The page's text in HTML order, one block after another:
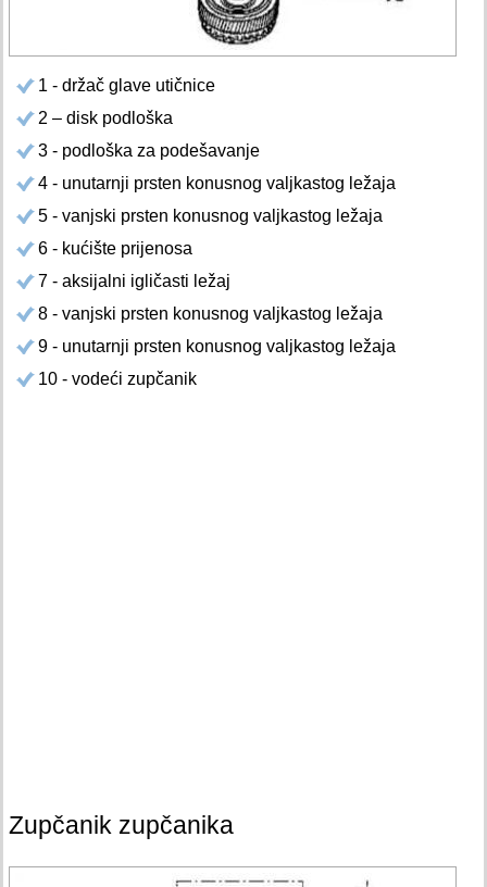
1 - držač glave utičnice
2 – disk podloška
3 - podloška za podešavanje
4 - unutarnji prsten konusnog valjkastog ležaja
5 - vanjski prsten konusnog valjkastog ležaja
6 - kućište prijenosa
7 - aksijalni igličasti ležaj
8 - vanjski prsten konusnog valjkastog ležaja
9 - unutarnji prsten konusnog valjkastog ležaja
10 - vodeći zupčanik
Zupčanik zupčanika